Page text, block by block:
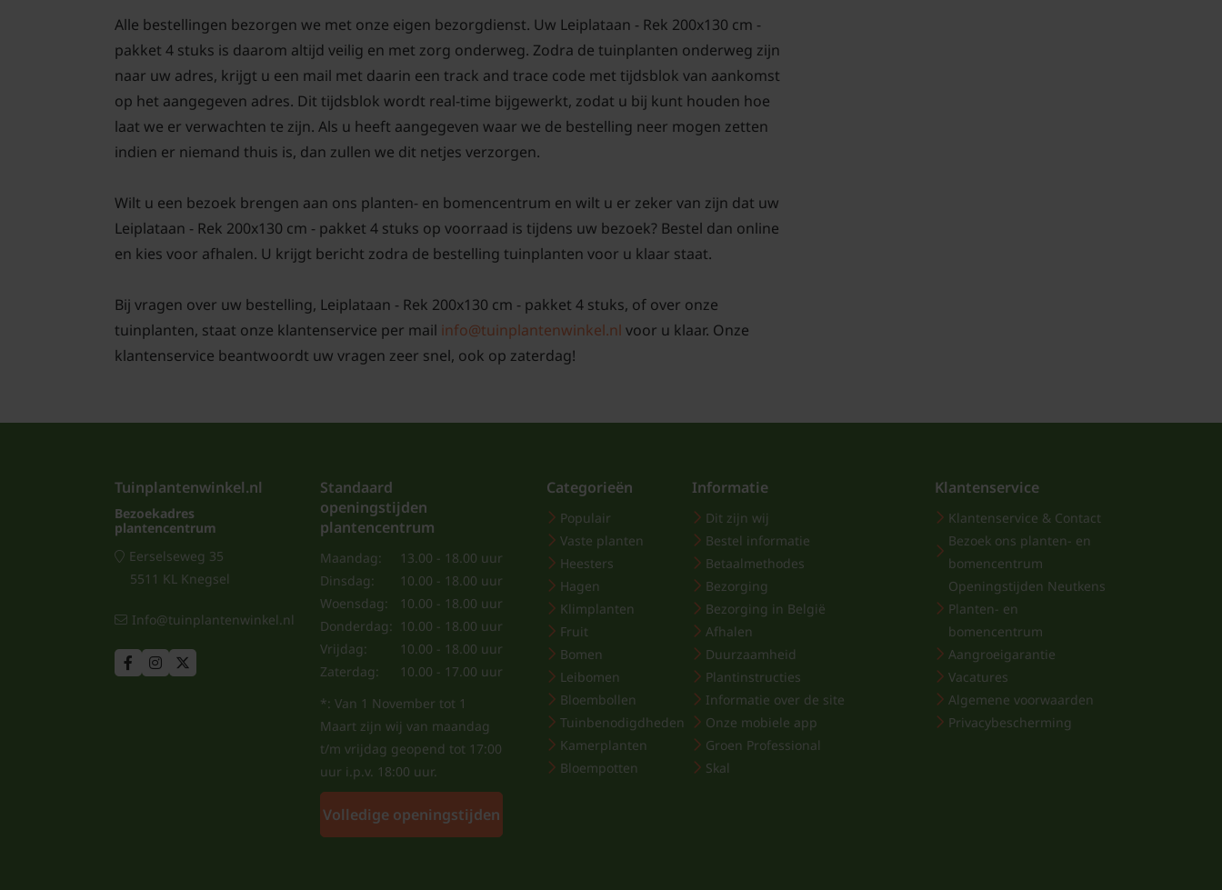
Alle bestellingen bezorgen we met onze eigen bezorgdienst. Uw Leiplataan - Rek 200x130 cm -
pakket 4 stuks is daarom altijd veilig en met zorg onderweg. Zodra de tuinplanten onderweg zijn
naar uw adres, krijgt u een mail met daarin een track and trace code met tijdsblok van aankomst
op het aangegeven adres. Dit tijdsblok wordt real-time bijgewerkt, zodat u bij kunt houden hoe
laat we er verwachten te zijn. Als u heeft aangegeven waar we de bestelling neer mogen zetten
indien er niemand thuis is, dan zullen we dit netjes verzorgen.
Wilt u een bezoek brengen aan ons planten- en bomencentrum en wilt u er zeker van zijn dat uw
Leiplataan - Rek 200x130 cm - pakket 4 stuks op voorraad is tijdens uw bezoek? Bestel dan online
en kies voor afhalen. U krijgt bericht zodra de bestelling tuinplanten voor u klaar staat.
Bij vragen over uw bestelling, Leiplataan - Rek 200x130 cm - pakket 4 stuks, of over onze
tuinplanten, staat onze klantenservice per mail info@tuinplantenwinkel.nl voor u klaar. Onze
klantenservice beantwoordt uw vragen zeer snel, ook op zaterdag!
Tuinplantenwinkel.nl
Bezoekadres
plantencentrum
Eerselseweg 35
5511 KL Knegsel
Info@tuinplantenwinkel.nl
Standaard
openingstijden
plantencentrum
Maandag:
13.00 - 18.00 uur
Dinsdag:
10.00 - 18.00 uur
Woensdag:
10.00 - 18.00 uur
Donderdag: 10.00 - 18.00 uur
Vrijdag:
10.00 - 18.00 uur
Zaterdag:
10.00 - 17.00 uur
*: Van 1 November tot 1
Maart zijn wij van maandag
t/m vrijdag geopend tot 17:00
uur i.p.v. 18:00 uur.
Volledige openingstijden
Categorieën
Populair
Vaste planten
Heesters
Hagen
Klimplanten
Fruit
Bomen
Leibomen
Bloembollen
Tuinbenodigdheden
Kamerplanten
Bloempotten
Informatie
Dit zijn wij
Bestel informatie
Betaalmethodes
Bezorging
Bezorging in België
Afhalen
Duurzaamheid
Plantinstructies
Informatie over de site
Onze mobiele app
Groen Professional
Skal
Klantenservice
Klantenservice & Contact
Bezoek ons planten- en
bomencentrum
Openingstijden Neutkens
Planten- en
bomencentrum
Aangroeigarantie
Vacatures
Algemene voorwaarden
Privacybescherming